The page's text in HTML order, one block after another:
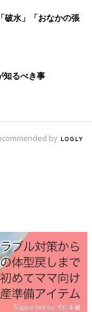
ことを破水といい
したら腟から細菌
回るのもNG
生理用ナプキンを当
絡し入院します。
ていた場合など
のための基礎知識】
破水」「おなかの張
知るべき事
by